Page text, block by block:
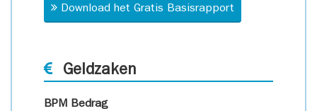
Download het Gratis Basisrapport
Geldzaken
BPM Bedrag